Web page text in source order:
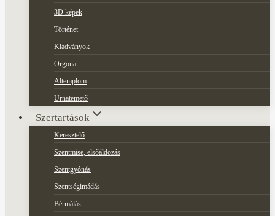
3D képek
Történet
Kiadványok
Orgona
Altemplom
Urnatemető
Szertartások
Keresztelő
Szentmise, elsőáldozás
Szentgyónás
Szentségimádás
Bérmálás